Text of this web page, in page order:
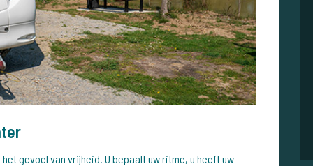
gevoel van vrijheid. U bepaalt uw ritme, u heeft uw